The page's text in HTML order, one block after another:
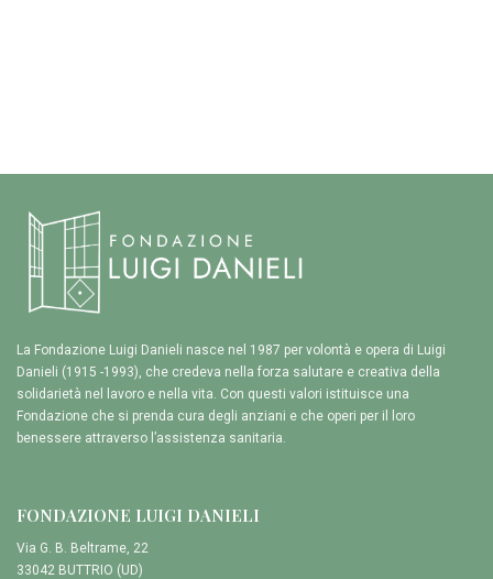
La Fondazione Luigi Danieli nasce nel 1987 per volontà e opera di Luigi
Danieli (1915 -1993), che credeva nella forza salutare e creativa della
solidarietà nel lavoro e nella vita. Con questi valori istituisce una
Fondazione che si prenda cura degli anziani e che operi per il loro
benessere attraverso l’assistenza sanitaria.
FONDAZIONE LUIGI DANIELI
Via G. B. Beltrame, 22
33042 BUTTRIO (UD)